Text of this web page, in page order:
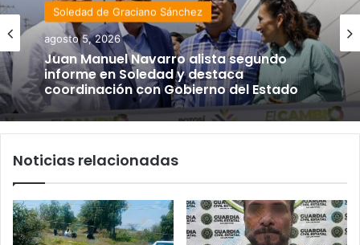
Soledad de Graciano Sánchez
agosto 5, 2026
Juan Manuel Navarro alista segundo
informe en Soledad y destaca
coordinación con Gobierno del Estado
Noticias relacionadas